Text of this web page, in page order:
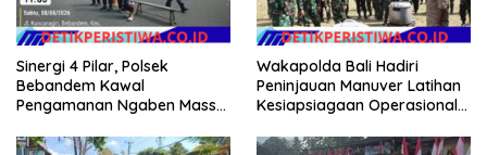
Sinergi 4 Pilar, Polsek
Bebandem Kawal
Pengamanan Ngaben Massal
Tihingan
Wakapolda Bali Hadiri
Peninjauan Manuver Latihan
Kesiapsiagaan Operasional